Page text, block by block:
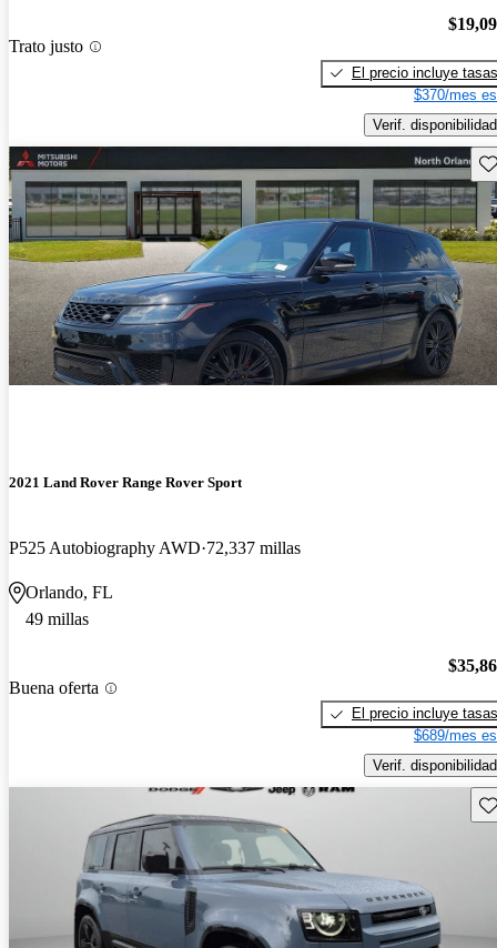
Trato justo
El precio incluye tasas
$370/mes
Verif. disponibilidad
2021 Land Rover Range Rover Sport
P525 Autobiography AWD 72,337 millas
Orlando, FL
49 millas
Buena oferta
El precio incluye tasas
$689/mes
Verif. disponibilidad